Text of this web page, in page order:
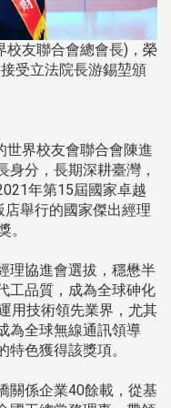
校友聯合會總會長)，榮
受立法院長游錫堃頒
世界校友會聯合會陳進
身分，長期深耕臺灣，
年第15屆國家卓越
舉行的國家傑出經理
。
理協進會選拔，穩懋半
工品質，成為全球砷化
用技術領先業界，尤其
為全球無線通訊領導
色獲得該獎項。
關係企業40餘載，從基